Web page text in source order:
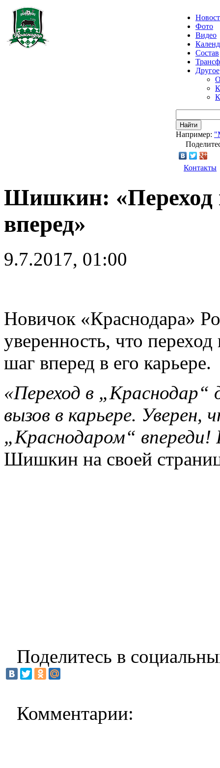
Фото
Видео
Состав
Другое
Найти
Например:
Контакты
Шишкин: «Переход
вперед»
9.7.2017, 01:00
Новичок «Краснодара»
уверенность, что
шаг вперед в его карьере.
«Переход в „Краснодар“
вызов в карьере. Уверен,
„Краснодаром“
Шишкин на своей
Поделитесь в
Комментарии: